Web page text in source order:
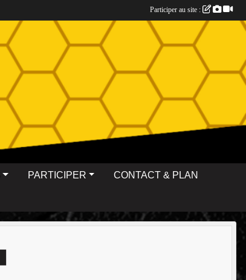
PARTICIPER CONTACT & PLAN
Participer au site :